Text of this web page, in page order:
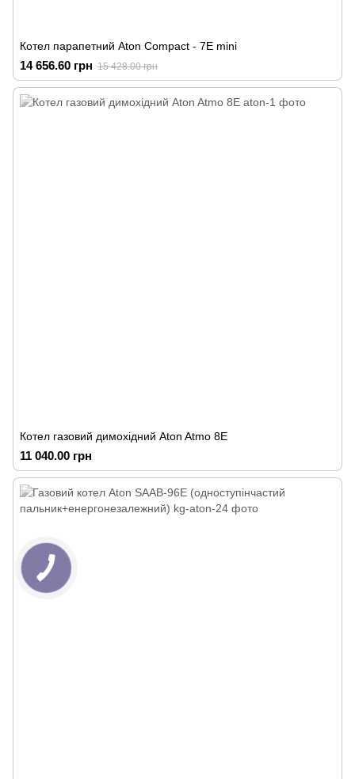
Котел парапетний Аton Compact - 7Е mini
14 656.60 грн 15 428.00 грн
Котел газовий димохідний Aton Atmo 8Е
11 040.00 грн